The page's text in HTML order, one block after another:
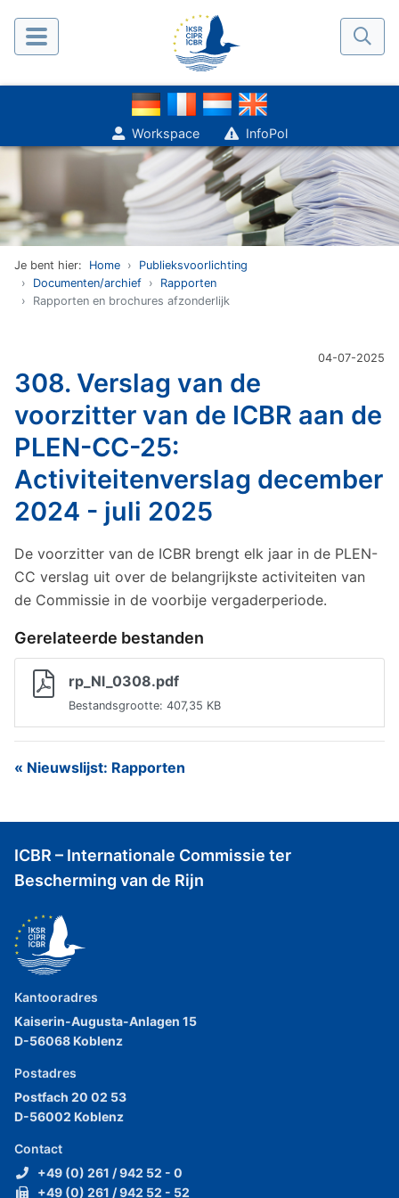
Workspace InfoPol
Je bent hier: Home
Publieksvoorlichting
Documenten/archief
Rapporten
Rapporten en brochures afzonderlijk
04-07-2025
308. Verslag van de
voorzitter van de ICBR aan de
PLEN-CC-25:
Activiteitenverslag december
2024 - juli 2025
De voorzitter van de ICBR brengt elk jaar in de PLEN-
CC verslag uit over de belangrijkste activiteiten van
de Commissie in de voorbije vergaderperiode.
Gerelateerde bestanden
rp_Nl_0308.pdf
Bestandsgrootte: 407,35 KB
« Nieuwslijst: Rapporten
ICBR – Internationale Commissie ter
Bescherming van de Rijn
Kantooradres
Kaiserin-Augusta-Anlagen 15
D-56068 Koblenz
Postadres
Postfach 20 02 53
D-56002 Koblenz
Contact
+49 (0) 261 / 942 52 - 0
+49 (0) 261 / 942 52 - 52